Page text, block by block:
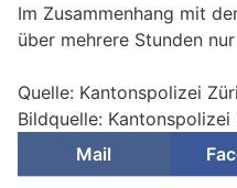
Im Zusammenhang mit
über mehrere Stunden
Quelle: Kantonspolizei
Bildquelle: Kantonspolizei
Mail